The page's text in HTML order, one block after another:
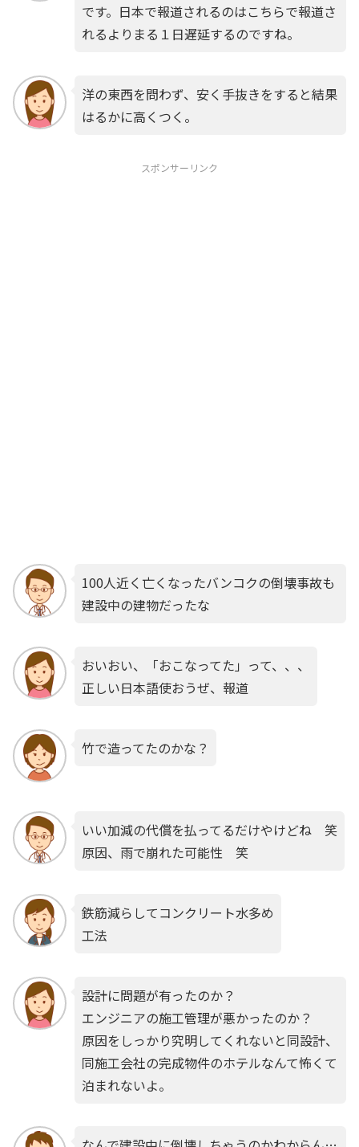
です。日本で報道されるのはこちらで報道さ
れるよりまる１日遅延するのですね。
洋の東西を問わず、安く手抜きをすると結果
はるかに高くつく。
スポンサーリンク
100人近く亡くなったバンコクの倒壊事故も
建設中の建物だったな
おいおい、「おこなってた」って、、、
正しい日本語使おうぜ、報道
竹で造ってたのかな？
いい加減の代償を払ってるだけやけどね 笑
原因、雨で崩れた可能性 笑
鉄筋減らしてコンクリート水多め
工法
設計に問題が有ったのか？
エンジニアの施工管理が悪かったのか？
原因をしっかり究明してくれないと同設計、
同施工会社の完成物件のホテルなんて怖くて
泊まれないよ。